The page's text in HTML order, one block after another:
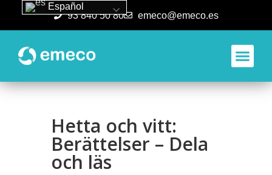
93 840 50 80 emeco@emeco.es
Hetta och vitt:
Berättelser – Dela
och läs
Español